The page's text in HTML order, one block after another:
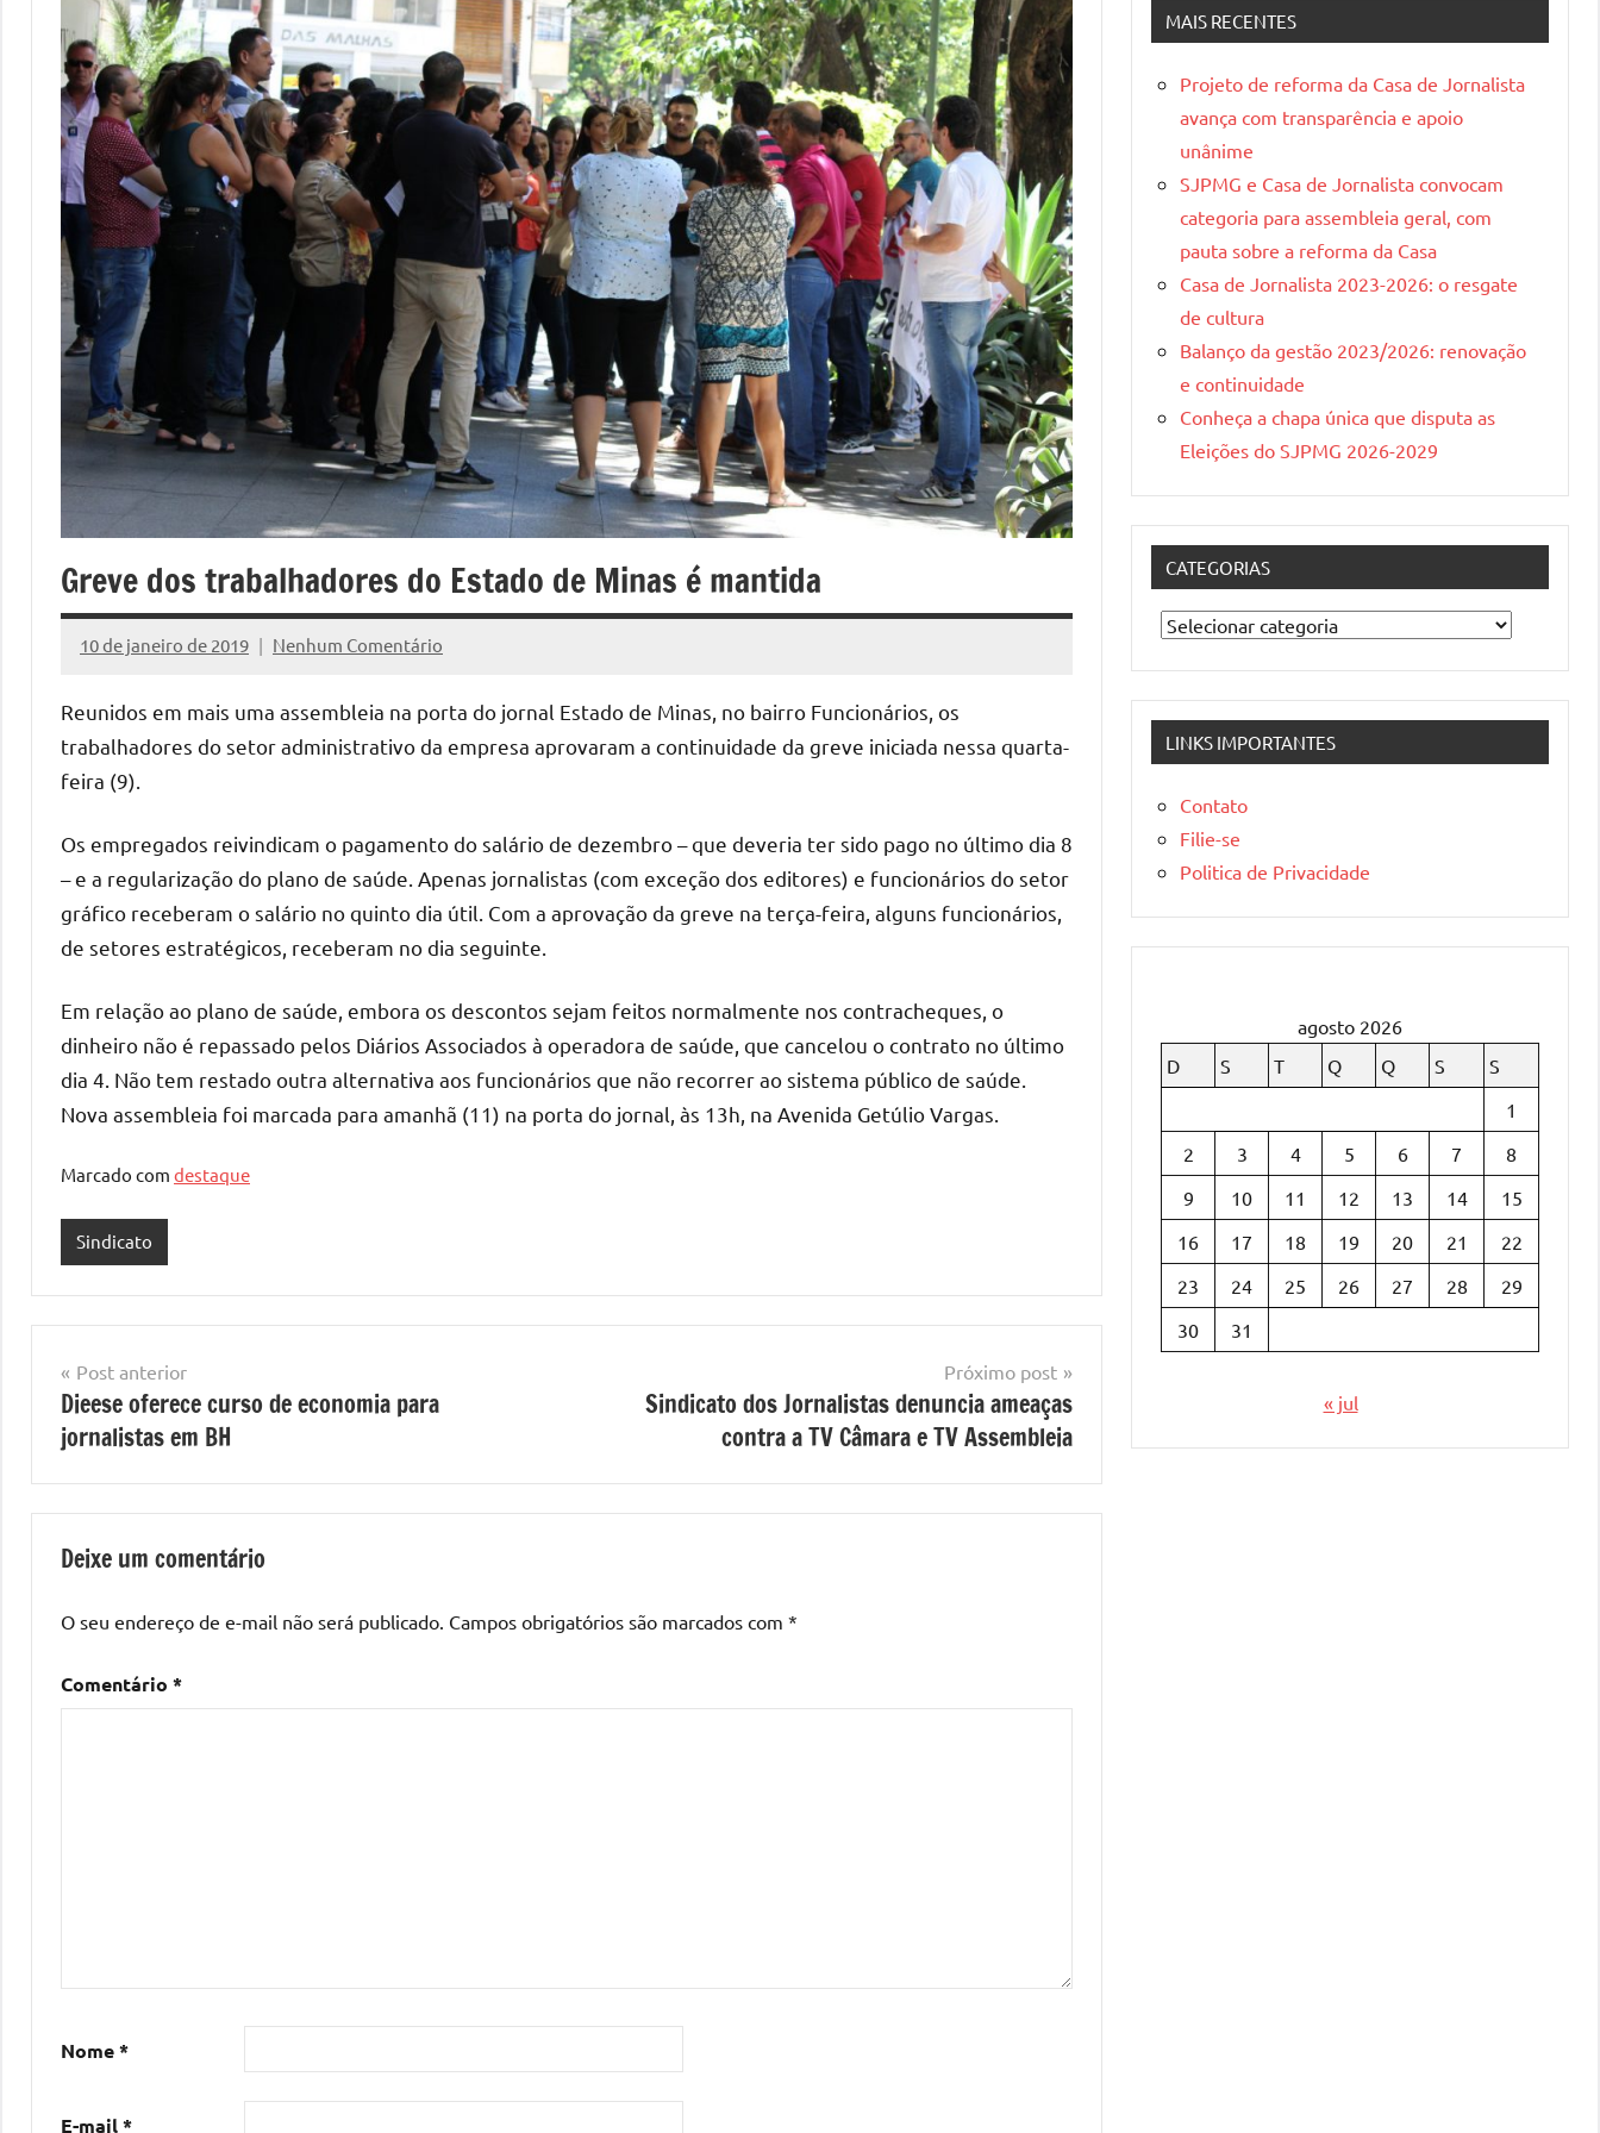
Gerais
Greve dos trabalhadores do Estado de Minas é mantida
10 de janeiro de 2019
Assessoria
Nenhum Comentário
Reunidos em mais uma assembleia na porta do jornal Estado de Minas, no bairro Funcionários, os
trabalhadores do setor administrativo da empresa aprovaram a continuidade da greve iniciada nessa quarta-
feira (9).
Os empregados reivindicam o pagamento do salário de dezembro – que deveria ter sido pago no último dia 8
– e a regularização do plano de saúde. Apenas jornalistas (com exceção dos editores) e funcionários do setor
gráfico receberam o salário no quinto dia útil. Com a aprovação da greve na terça-feira, alguns funcionários,
de setores estratégicos, receberam no dia seguinte.
Em relação ao plano de saúde, embora os descontos sejam feitos normalmente nos contracheques, o
dinheiro não é repassado pelos Diários Associados à operadora de saúde, que cancelou o contrato no último
dia 4. Não tem restado outra alternativa aos funcionários que não recorrer ao sistema público de saúde.
Nova assembleia foi marcada para amanhã (11) na porta do jornal, às 13h, na Avenida Getúlio Vargas.
Marcado com destaque
Sindicato
Navegação
de
Post
Post anterior
Dieese oferece curso de economia para
jornalistas em BH
Próximo post
Sindicato dos Jornalistas denuncia ameaças
contra a TV Câmara e TV Assembleia
Deixe um comentário
O seu endereço de e-mail não será publicado. Campos obrigatórios são marcados com *
Comentário *
Nome*
E-mail*
MAIS RECENTES
Projeto de reforma da Casa de Jornalista
avança com transparência e apoio
unânime
SJPMG e Casa de Jornalista convocam
categoria para assembleia geral, com
pauta sobre a reforma da Casa
Casa de Jornalista 2023-2026: o resgate
de cultura
Balanço da gestão 2023/2026: renovação
e continuidade
Conheça a chapa única que disputa as
Eleições do SJPMG 2026-2029
CATEGORIAS
Categorias
LINKS IMPORTANTES
Contato
Filie-se
Politica de Privacidade
agosto 2026
D
S T Q Q S
S
1
2
3 4 5 6 7
8
9
10 11 12 13 14
15
16
17 18 19 20 21
22
23
24 25 26 27 28
29
30
31
« jul